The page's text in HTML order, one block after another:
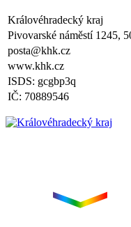
Zveřejněno: 8.4.2025
Třídní schůzky dne 8. 4.
Královéhradecký kraj
Pivovarské náměstí 1245,
posta@khk.cz
www.khk.cz
ISDS: gcgbp3q
IČ: 70889546